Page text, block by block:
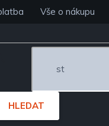
Vše o nákupu
HLEDAT